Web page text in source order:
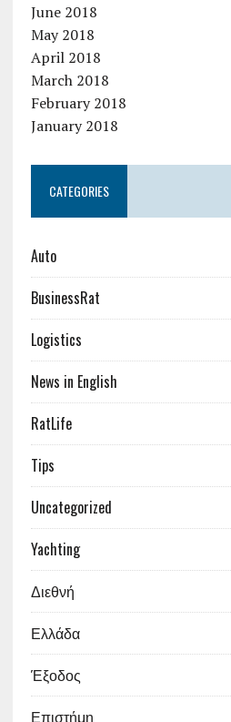
June 2018
May 2018
April 2018
March 2018
February 2018
January 2018
CATEGORIES
Auto
BusinessRat
Logistics
News in English
RatLife
Tips
Uncategorized
Yachting
Διεθνή
Ελλάδα
Έξοδος
Επιστήμη